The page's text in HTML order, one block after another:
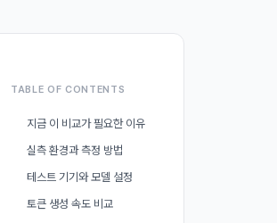
TABLE OF CONTENTS
지금 이 비교가 필요한 이유
실측 환경과 측정 방법
테스트 기기와 모델 설정
토큰 생성 속도 비교